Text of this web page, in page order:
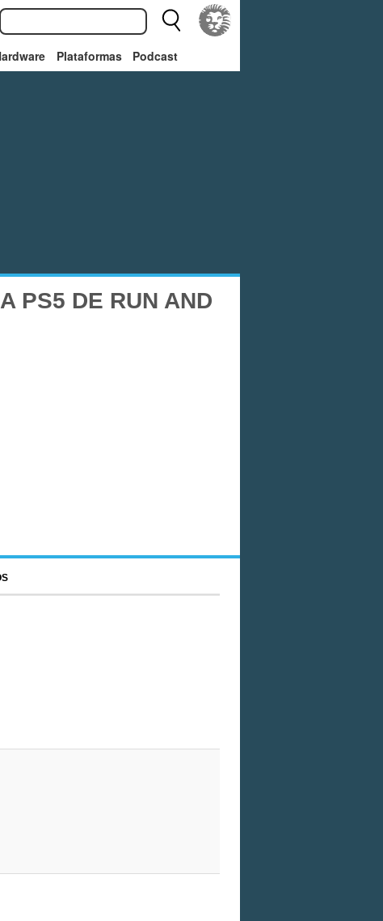
Plataformas Podcast
PS5 DE RUN AND